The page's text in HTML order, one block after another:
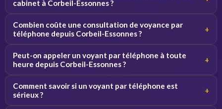
cabinet à Corbeil-Essonnes ?
Par téléphone, le voyant se concentre sur votre voix et
Combien coûte une consultation de voyance par
téléphone depuis Corbeil-Essonnes ?
+
voyant. Des premières minutes sont souvent offertes
Peut-on appeler un voyant par téléphone à toute
heure depuis Corbeil-Essonnes ?
+
pouvez appeler de jour comme de nuit depuis Corbeil-
Comment savoir si un voyant par téléphone est
sérieux ?
+